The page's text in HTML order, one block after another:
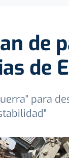
de
de
para